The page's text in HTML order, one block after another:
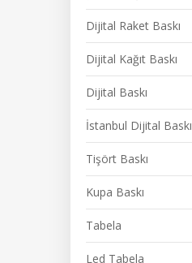
Dijital Raket Baskı
Dijital Kağıt Baskı
Dijital Baskı
İstanbul Dijital Baskı
Tişört Baskı
Kupa Baskı
Tabela
Led Tabela